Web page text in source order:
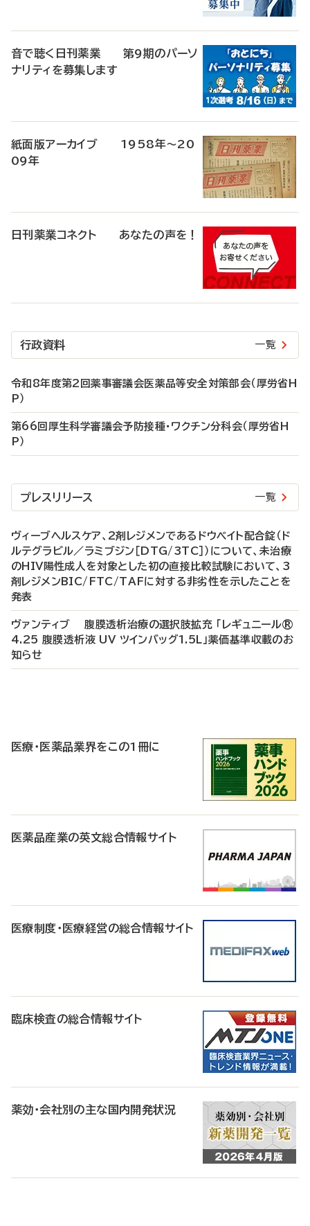
音で聴く日刊薬業 第9期のパーソ
ナリティを募集します
紙面版アーカイブ 1958年～20
09年
日刊薬業コネクト あなたの声を！
行政資料 一覧
令和8年度第2回薬事審議会医薬品等安全対策部会（厚労省H
P）
第66回厚生科学審議会予防接種・ワクチン分科会（厚労省H
P）
プレスリリース 一覧
ヴィーブヘルスケア、2剤レジメンであるドウベイト配合錠（ド
ルテグラビル／ラミブジン［DTG/3TC］）について、未治療
のHIV陽性成人を対象とした初の直接比較試験において、3
剤レジメンBIC/FTC/TAFに対する非劣性を示したことを
発表
ヴァンティブ 腹膜透析治療の選択肢拡充 「レギュニール®
4.25 腹膜透析液 UV ツインバッグ1.5L」薬価基準収載のお
知らせ
医療・医薬品業界をこの1冊に
医薬品産業の英文総合情報サイト
医療制度・医療経営の総合情報サイト
臨床検査の総合情報サイト
薬効・会社別の主な国内開発状況